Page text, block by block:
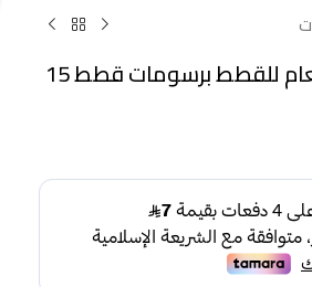
تركسي صحن طعام للقطط برسومات قطط 15